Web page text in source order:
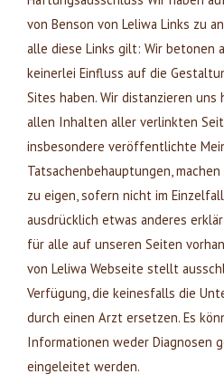
von Benson von Leliwa Links zu
alle diese Links gilt: Wir betonen
keinerlei Einfluss auf die
Sites haben. Wir distanzieren uns
allen Inhalten aller verlinkten
insbesondere veröffentlichte
Tatsachenbehauptungen,
zu eigen, sofern nicht im
ausdrücklich etwas anderes
für alle auf unseren Seiten
von Leliwa Webseite stellt
Verfügung, die keinesfalls die
durch einen Arzt ersetzen. Es
Informationen weder Diagnosen
eingeleitet werden.